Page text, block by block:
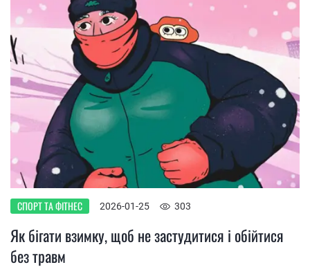
СПОРТ ТА ФІТНЕС 2026-01-25 303
Як бігати взимку, щоб не застудитися і обійтися
без травм